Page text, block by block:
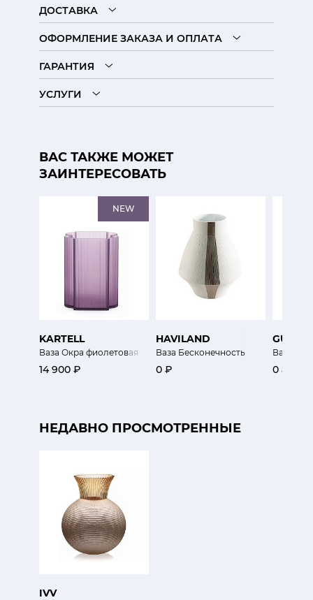
ДОСТАВКА
ОФОРМЛЕНИЕ ЗАКАЗА И ОПЛАТА
ГАРАНТИЯ
УСЛУГИ
ВАС ТАКЖЕ МОЖЕТ
ЗАИНТЕРЕСОВАТЬ
NEW
KARTELL
Ваза Окра фиолетовая
14 900 ₽
HAVILAND
Ваза Бесконечность
0 ₽
GUAXS
Ваза
0 ₽
НЕДАВНО ПРОСМОТРЕННЫЕ
IVV